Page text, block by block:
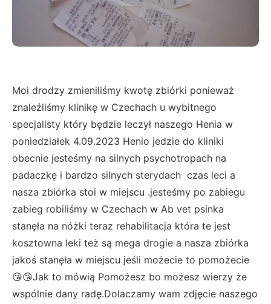
Moi drodzy zmieniliśmy kwotę zbiórki ponieważ
znaleźliśmy klinikę w Czechach u wybitnego
specjalisty który będzie leczył naszego Henia w
poniedziałek 4.09.2023 Henio jedzie do kliniki
obecnie jesteśmy na silnych psychotropach na
padaczkę i bardzo silnych sterydach czas leci a
nasza zbiórka stoi w miejscu .jesteśmy po zabiegu
zabieg robiliśmy w Czechach w Ab vet psinka
stanęła na nóżki teraz rehabilitacja która te jest
kosztowna leki też są mega drogie a nasza zbiórka
jakoś stanęła w miejscu jeśli możecie to pomożecie
😘😘Jak to mówią Pomożesz bo możesz wierzy że
wspólnie dany radę.Dolaczamy wam zdjęcie naszego